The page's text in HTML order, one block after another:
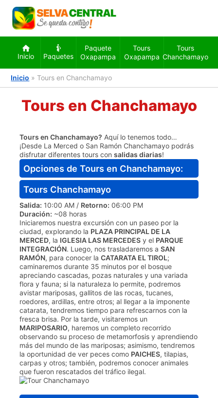
Inicio Paquetes
Paquete
Oxapampa
Tours
Oxapampa
Tours
Chanchamayo
Inicio »Tours en Chanchamayo
Tours en Chanchamayo
Tours en Chanchamayo? Aquí lo tenemos todo…
¡Desde La Merced o San Ramón Chanchamayo podrás
disfrutar diferentes tours consalidas diarias!
Opciones de Tours en Chanchamayo:
Tours Chanchamayo
Salida: 10:00 AM / Retorno: 06:00 PM
Duración: ~08 horas
Iniciaremos nuestra excursión con un paseo por la
ciudad, explorando la PLAZA PRINCIPAL DE LA
MERCED, la IGLESIA LAS MERCEDES y el PARQUE
INTEGRACIÓN. Luego, nos trasladaremos aSAN
RAMÓN, para conocer laCATARATA EL TIROL;
caminaremos durante 35 minutos por el bosque
apreciando cascadas, pozas naturales y una variada
flora y fauna; si la naturaleza lo permite, podremos
avistar mariposas, gallitos de las rocas, tucanes,
roedores, ardillas, entre otros; al llegar a la imponente
catarata, tendremos tiempo para refrescarnos con la
fresca brisa. Por la tarde, visitaremos un
MARIPOSARIO, haremos un completo recorrido
observando su proceso de metamorfosis y aprendiendo
más del mundo de las mariposas; asimismo, tendremos
la oportunidad de ver peces como PAICHES, tilapias,
carpas y otros; también, podremos conocer animales
que fueron rescatados del tráfico ilegal.